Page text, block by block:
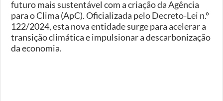
futuro mais sustentável com a criação da Agência
para o Clima (ApC). Oficializada pelo Decreto-Lei n.º
122/2024, esta nova entidade surge para acelerar a
transição climática e impulsionar a descarbonização
da economia.